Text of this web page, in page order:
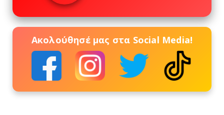
Ακολούθησέ μας στα Social Media!